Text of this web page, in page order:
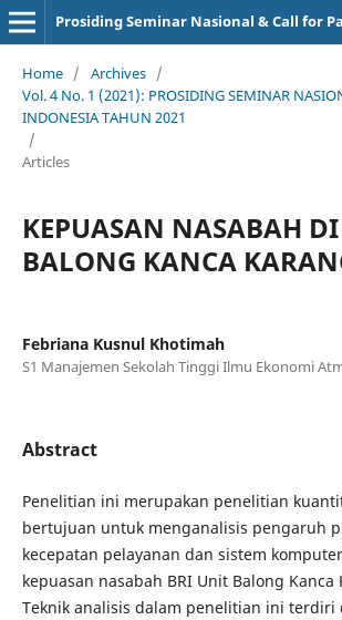
Prosiding Seminar Nasional & Call for
Home / Archives /
Vol. 4 No. 1 (2021): PROSIDING SEMINAR
INDONESIA TAHUN 2021
/
Articles
KEPUASAN NASABAH
BALONG KANCA
Febriana Kusnul Khotimah
S1 Manajemen Sekolah Tinggi Ilmu Ekonomi
Abstract
Penelitian ini merupakan penelitian
bertujuan untuk menganalisis pengaruh
kecepatan pelayanan dan sistem
kepuasan nasabah BRI Unit Balong Kanca
Teknik analisis dalam penelitian ini terdiri